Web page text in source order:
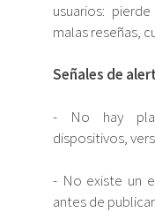
usuarios:
malas reseñas,
Señales de
- No hay
dispositivos,
- No existe un
antes de publicar.